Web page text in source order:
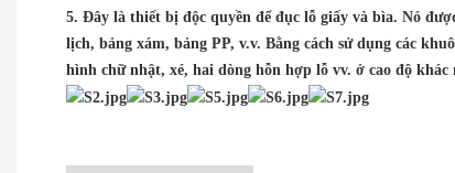
5. Đây là thiết bị độc quyền để đục lỗ giấy và bìa. Nó
lịch, bảng xám, bảng PP, v.v. Bằng cách sử dụng các
hình chữ nhật, xé, hai dòng hỗn hợp lỗ vv. ở cao độ khác